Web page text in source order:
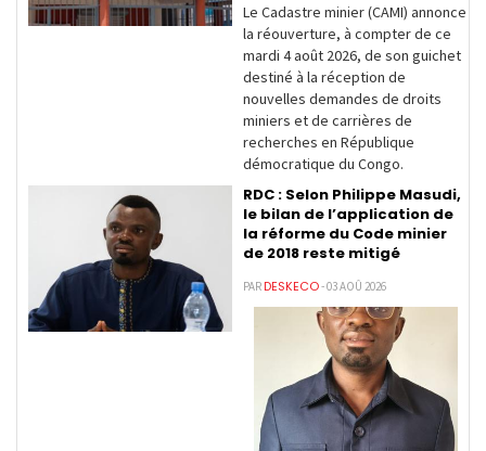
Le Cadastre minier (CAMI) annonce
la réouverture, à compter de ce
mardi 4 août 2026, de son guichet
destiné à la réception de
nouvelles demandes de droits
miniers et de carrières de
recherches en République
démocratique du Congo.
RDC : Selon Philippe Masudi,
le bilan de l’application de
la réforme du Code minier
de 2018 reste mitigé
PAR DESKECO- 03 AOÛ 2026